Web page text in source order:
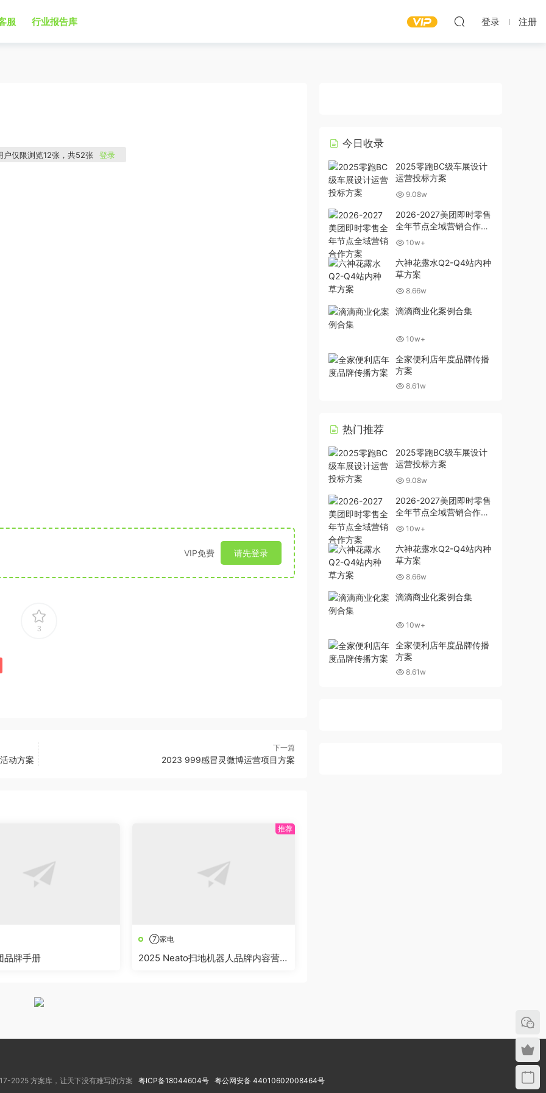
服 行业报告库 登录 注册
户仅限浏览12张，共52张 登录
VIP免费 请先登录
3
动方案
下一篇
2023 999感冒灵微博运营项目方案
品牌手册
⑦家电
2025 Neato扫地机器人品牌内容营
今日收录
2025零跑BC级车展设计
运营投标方案
9.08w
2026-2027美团即时零售
全年节点全域营销合作方
案 10w+
六神花露水Q2-Q4站内种
草方案
8.66w
滴滴商业化案例合集
10w+
全家便利店年度品牌传播
方案
8.61w
热门推荐
2025零跑BC级车展设计
运营投标方案
9.08w
2026-2027美团即时零售
全年节点全域营销合作方
案 10w+
六神花露水Q2-Q4站内种
草方案
8.66w
滴滴商业化案例合集
10w+
全家便利店年度品牌传播
方案
8.61w
2025 方案库，让天下没有难写的方案 粤ICP备18044604号 粤公网安备 44010602008464号